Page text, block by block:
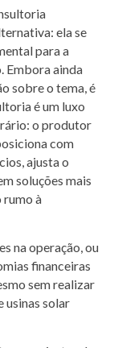
ela se
para a
Embora ainda
sobre o tema, é
é um luxo
o produtor
com
ajusta o
soluções mais
rumo à
na operação, ou
financeiras
sem realizar
usinas solar